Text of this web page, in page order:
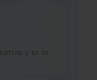
y te lo